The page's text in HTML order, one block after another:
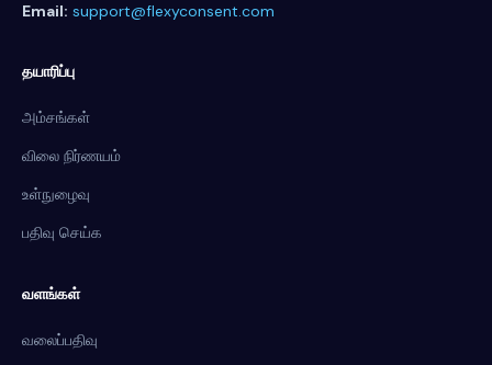
Email: support@flexyconsent.com
தயாரிப்பு
அம்சங்கள்
விலை நிர்ணயம்
உள்நுழைவு
பதிவு செய்க
வளங்கள்
வலைப்பதிவு